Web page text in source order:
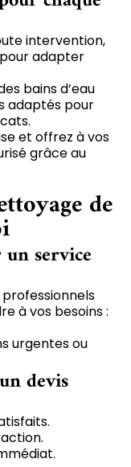
intervention,
adapter
bains d’eau
adaptés pour
et offrez à vos
grâce au
de
service
à vos besoins :
urgentes ou
devis